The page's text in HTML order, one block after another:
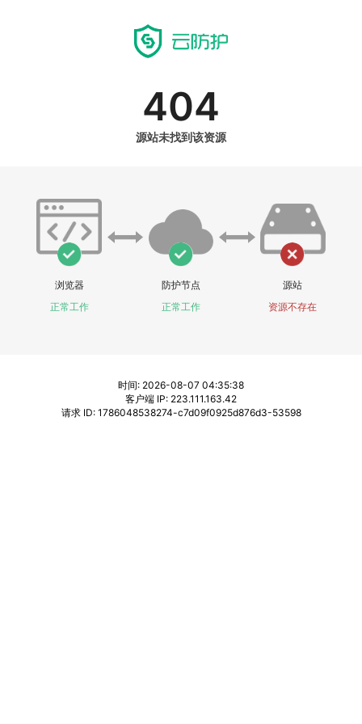
404
源站未找到该资源
浏览器
正常工作
防护节点
正常工作
源站
资源不存在
时间: 2026-08-07 04:35:38
客户端 IP: 223.111.163.42
请求 ID: 1786048538274-c7d09f0925d876d3-53598